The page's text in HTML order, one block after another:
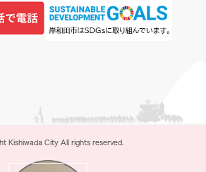
Kishiwada City All rights reserved.